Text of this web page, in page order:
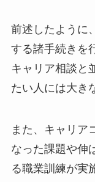
前述したように
する諸手続きを
キャリア相談と
たい人には大き
また、キャリア
なった課題や伸
る職業訓練が実